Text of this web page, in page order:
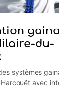
du-
systèmes
avec